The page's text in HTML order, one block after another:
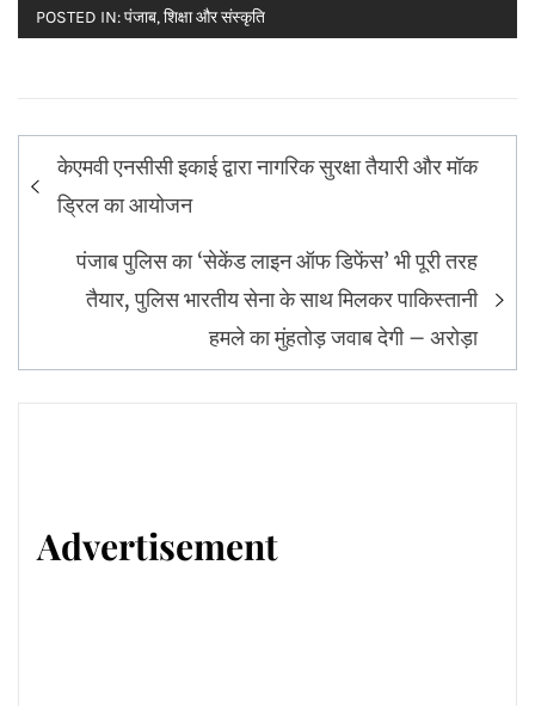
POSTED IN:पंजाब,शिक्षा और संस्कृति
Post
navigation
केएमवी एनसीसी इकाई द्वारा नागरिक सुरक्षा तैयारी और मॉक
ड्रिल का आयोजन
पंजाब पुलिस का ‘सेकेंड लाइन ऑफ डिफेंस’ भी पूरी तरह
तैयार, पुलिस भारतीय सेना के साथ मिलकर पाकिस्तानी
हमले का मुंहतोड़ जवाब देगी – अरोड़ा
Advertisement